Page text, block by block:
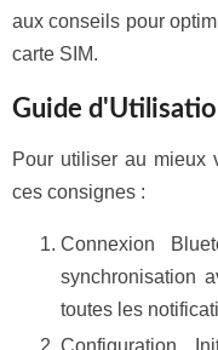
aux conseils pour
carte SIM.
Guide
Pour utiliser au mieux
ces consignes :
Connexion
synchronisation
toutes les
Configuration